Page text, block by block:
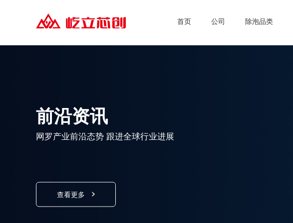
首页 公司 除泡品类
前沿资讯
网罗产业前沿态势 跟进全球行业进展
查看更多